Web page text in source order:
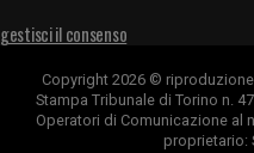
gestisci il consenso
Copyright 2026 ©
Stampa Tribunale di Torino n.
Operatori di Comunicazione al
proprietario: